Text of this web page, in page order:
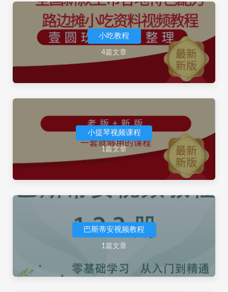
小吃教程
4篇文章
小提琴视频课程
1篇文章
巴斯蒂安视频教程
1篇文章